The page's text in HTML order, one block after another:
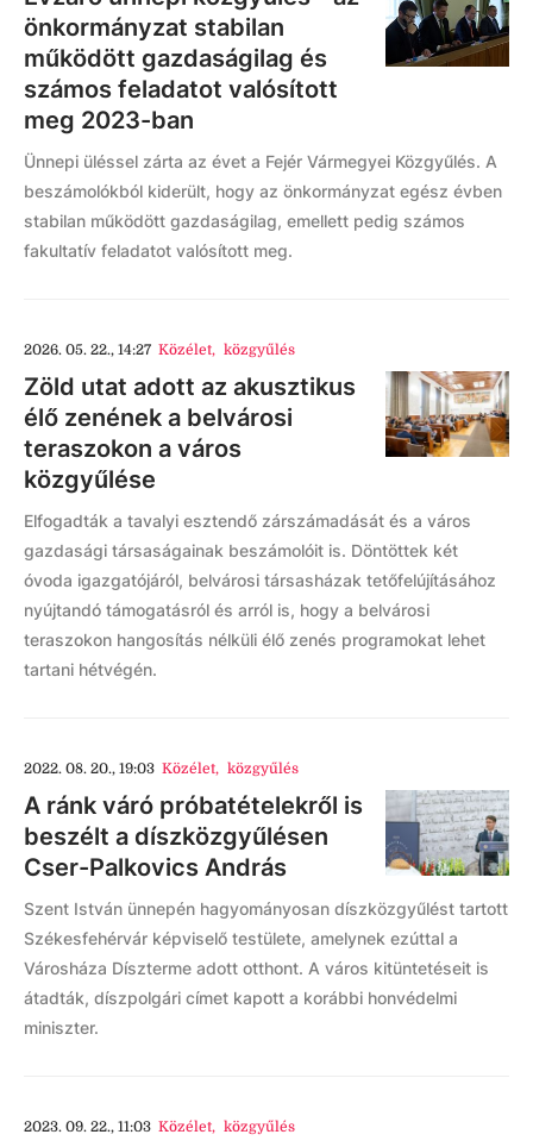
önkormányzat stabilan
működött gazdaságilag és
számos feladatot valósított
meg 2023-ban
Ünnepi üléssel zárta az évet a Fejér Vármegyei Közgyűlés. A
beszámolókból kiderült, hogy az önkormányzat egész évben
stabilan működött gazdaságilag, emellett pedig számos
fakultatív feladatot valósított meg.
2026. 05. 22., 14:27 Közélet, közgyűlés
Zöld utat adott az akusztikus
élő zenének a belvárosi
teraszokon a város
közgyűlése
Elfogadták a tavalyi esztendő zárszámadását és a város
gazdasági társaságainak beszámolóit is. Döntöttek két
óvoda igazgatójáról, belvárosi társasházak tetőfelújításához
nyújtandó támogatásról és arról is, hogy a belvárosi
teraszokon hangosítás nélküli élő zenés programokat lehet
tartani hétvégén.
2022. 08. 20., 19:03 Közélet, közgyűlés
A ránk váró próbatételekről is
beszélt a díszközgyűlésen
Cser-Palkovics András
Szent István ünnepén hagyományosan díszközgyűlést tartott
Székesfehérvár képviselő testülete, amelynek ezúttal a
Városháza Díszterme adott otthont. A város kitüntetéseit is
átadták, díszpolgári címet kapott a korábbi honvédelmi
miniszter.
2023. 09. 22., 11:03 Közélet, közgyűlés